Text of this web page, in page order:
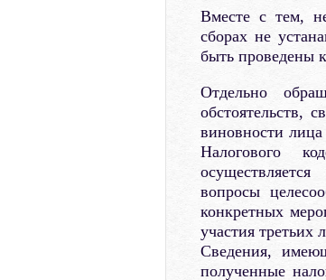
Вместе с тем,
сборах не
быть проведены
Отдельно
обстоятельств,
виновности
Налогового
вопросы
конкретных
участия третьих
Сведения,
полученные